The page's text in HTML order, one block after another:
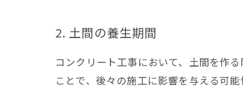
2. 土間の養生期間
コンクリート工事において、土間を作
ことで、後々の施工に影響を与える可